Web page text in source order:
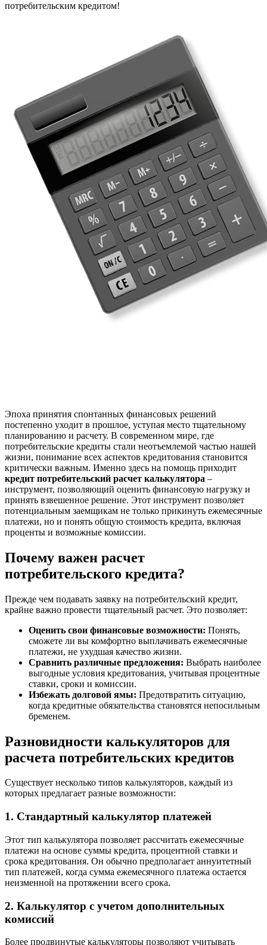
потребительским кредитом!
Эпоха принятия спонтанных финансовых решений
постепенно уходит в прошлое, уступая место тщательному
планированию и расчету. В современном мире, где
потребительские кредиты стали неотъемлемой частью нашей
жизни, понимание всех аспектов кредитования становится
критически важным. Именно здесь на помощь приходит
кредит потребительский расчет калькулятора –
инструмент, позволяющий оценить финансовую нагрузку и
принять взвешенное решение. Этот инструмент позволяет
потенциальным заемщикам не только прикинуть ежемесячные
платежи, но и понять общую стоимость кредита, включая
проценты и возможные комиссии.
Почему важен расчет
потребительского кредита?
Прежде чем подавать заявку на потребительский кредит,
крайне важно провести тщательный расчет. Это позволяет:
Оценить свои финансовые возможности: Понять,
сможете ли вы комфортно выплачивать ежемесячные
платежи, не ухудшая качество жизни.
Сравнить различные предложения: Выбрать наиболее
выгодные условия кредитования, учитывая процентные
ставки, сроки и комиссии.
Избежать долговой ямы: Предотвратить ситуацию,
когда кредитные обязательства становятся непосильным
бременем.
Разновидности калькуляторов для
расчета потребительских кредитов
Существует несколько типов калькуляторов, каждый из
которых предлагает разные возможности:
1. Стандартный калькулятор платежей
Этот тип калькулятора позволяет рассчитать ежемесячные
платежи на основе суммы кредита, процентной ставки и
срока кредитования. Он обычно предполагает аннуитетный
тип платежей, когда сумма ежемесячного платежа остается
неизменной на протяжении всего срока.
2. Калькулятор с учетом дополнительных
комиссий
Более продвинутые калькуляторы позволяют учитывать